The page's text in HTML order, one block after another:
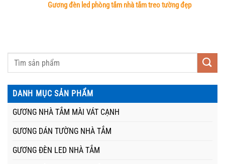
Gương đèn led phòng tắm nhà tắm treo tường đẹp
DANH MỤC SẢN PHẨM
GƯƠNG NHÀ TẮM MÀI VÁT CẠNH
GƯƠNG DÁN TƯỜNG NHÀ TẮM
GƯƠNG ĐÈN LED NHÀ TẮM